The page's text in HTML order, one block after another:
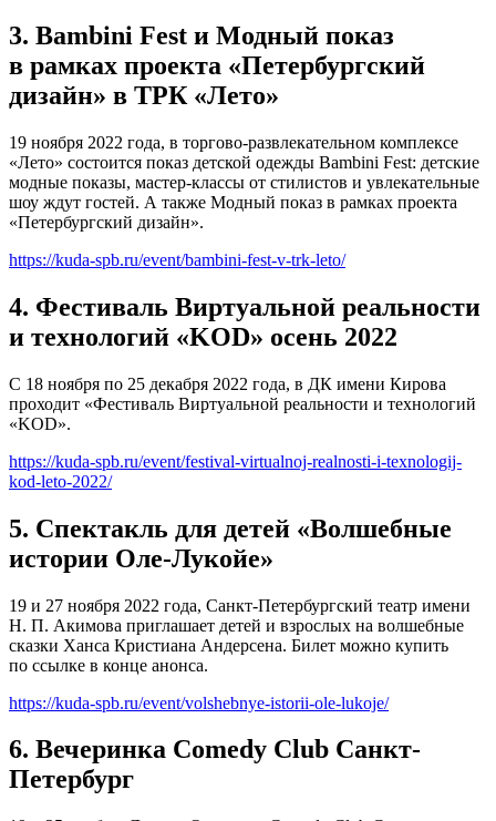
3. Bambini Fest и Модный показ
в рамках проекта «Петербургский
дизайн» в ТРК «Лето»
19 ноября 2022 года, в торгово-развлекательном комплексе
«Лето» состоится показ детской одежды Bambini Fest: детские
модные показы, мастер-классы от стилистов и увлекательные
шоу ждут гостей. А также Модный показ в рамках проекта
«Петербургский дизайн».
https://kuda-spb.ru/event/bambini-fest-v-trk-leto/
4. Фестиваль Виртуальной реальности
и технологий «KOD» осень 2022
C 18 ноября по 25 декабря 2022 года, в ДК имени Кирова
проходит «Фестиваль Виртуальной реальности и технологий
«KOD».
https://kuda-spb.ru/event/festival-virtualnoj-realnosti-i-texnologij-
kod-leto-2022/
5. Спектакль для детей «Волшебные
истории Оле-Лукойе»
19 и 27 ноября 2022 года, Санкт-Петербургский театр имени
Н. П. Акимова приглашает детей и взрослых на волшебные
сказки Ханса Кристиана Андерсена. Билет можно купить
по ссылке в конце анонса.
https://kuda-spb.ru/event/volshebnye-istorii-ole-lukoje/
6. Вечеринка Comedy Club Санкт-
Петербург